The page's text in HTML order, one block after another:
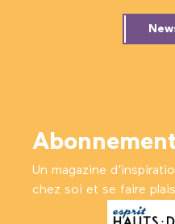
Un magazine
chez soi et se faire